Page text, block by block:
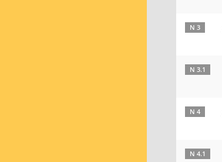
N 3
N 3.1
N 4
N 4.1